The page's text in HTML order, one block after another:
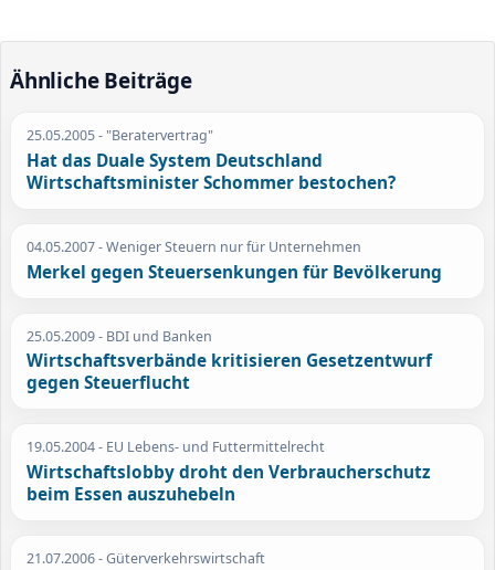
Ähnliche Beiträge
25.05.2005- "Beratervertrag"
Hat das Duale System Deutschland
Wirtschaftsminister Schommer bestochen?
04.05.2007- Weniger Steuern nur für Unternehmen
Merkel gegen Steuersenkungen für Bevölkerung
25.05.2009- BDI und Banken
Wirtschaftsverbände kritisieren Gesetzentwurf
gegen Steuerflucht
19.05.2004- EU Lebens- und Futtermittelrecht
Wirtschaftslobby droht den Verbraucherschutz
beim Essen auszuhebeln
21.07.2006- Güterverkehrswirtschaft